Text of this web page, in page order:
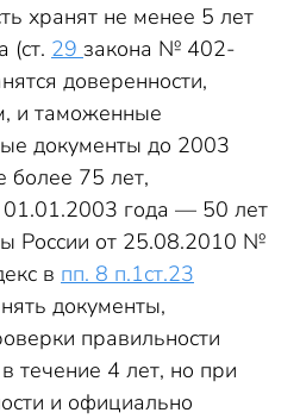
хранят не менее 5 лет
(ст. 29 закона № 402-
доверенности,
и таможенные
документы до 2003
более 75 лет,
01.01.2003 года — 50 лет
России от 25.08.2010 №
в пп. 8 п.1ст.23
документы,
правильности
течение 4 лет, но при
и официально